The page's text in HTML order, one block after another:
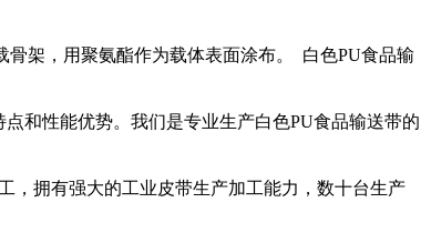
架，用聚氨酯作为载体表面涂布。 白色PU食品输
和性能优势。我们是专业生产白色PU食品输送带的
拥有强大的工业皮带生产加工能力，数十台生产